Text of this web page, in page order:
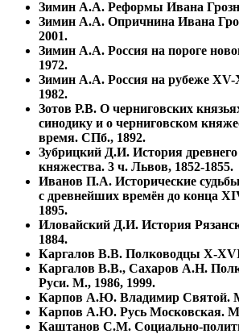
Зимин А.А. Реформы Ивана
Зимин А.А. Опричнина Ивана
2001.
Зимин А.А. Россия на пороге
1972.
Зимин А.А. Россия на рубеже
1982.
Зотов Р.В. О черниговских
синодику и о черниговском
время. СПб., 1892.
Зубрицкий Д.И. История
княжества. 3 ч. Львов, 1852-1855.
Иванов П.А. Исторические
с древнейших времён до конца
1895.
Иловайский Д.И. История
1884.
Каргалов В.В. Полководцы X-
Каргалов В.В., Сахаров А.Н.
Руси. М., 1986, 1999.
Карпов А.Ю. Владимир Святой.
Карпов А.Ю. Русь Московская.
Каштанов С.М. Социально-